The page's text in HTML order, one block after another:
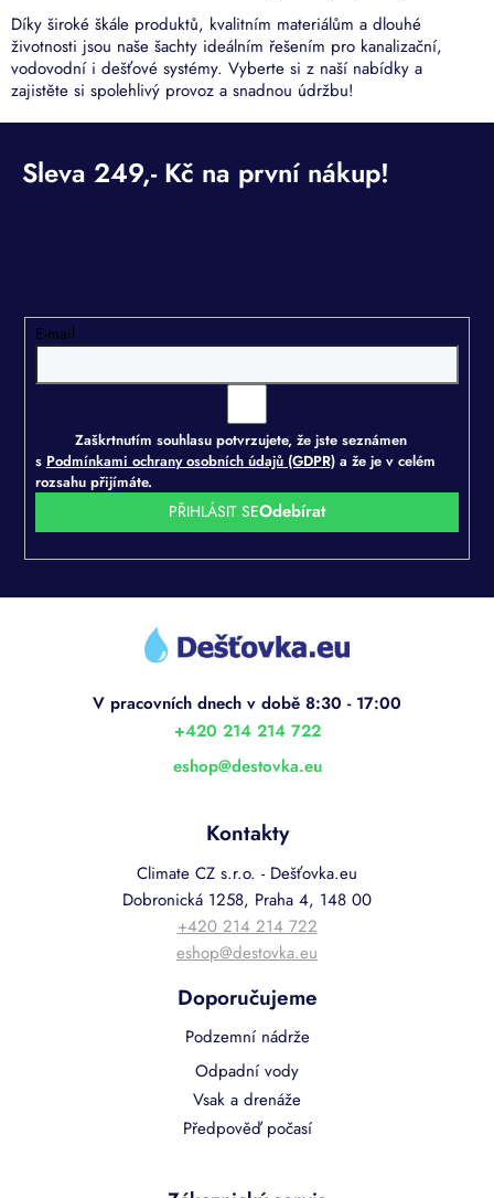
Díky široké škále produktů, kvalitním materiálům a dlouhé
životnosti jsou naše šachty ideálním řešením pro kanalizační,
vodovodní i dešťové systémy. Vyberte si z naší nabídky a
zajistěte si spolehlivý provoz a snadnou údržbu!
E-mail
Zaškrtnutím souhlasu potvrzujete, že jste seznámen
s Podmínkami ochrany osobních údajů (GDPR)a že je v celém
rozsahu přijímáte.
PŘIHLÁSIT SE
Z
eshop@destovka.eu
+420 214 214 722
Kontakty
Climate CZ s.r.o. - Dešťovka.eu
Dobronická 1258, Praha 4, 148 00
+420 214 214 722
eshop@destovka.eu
Doporučujeme
Podzemní nádrže
Odpadní vody
Vsak a drenáže
Předpověď počasí